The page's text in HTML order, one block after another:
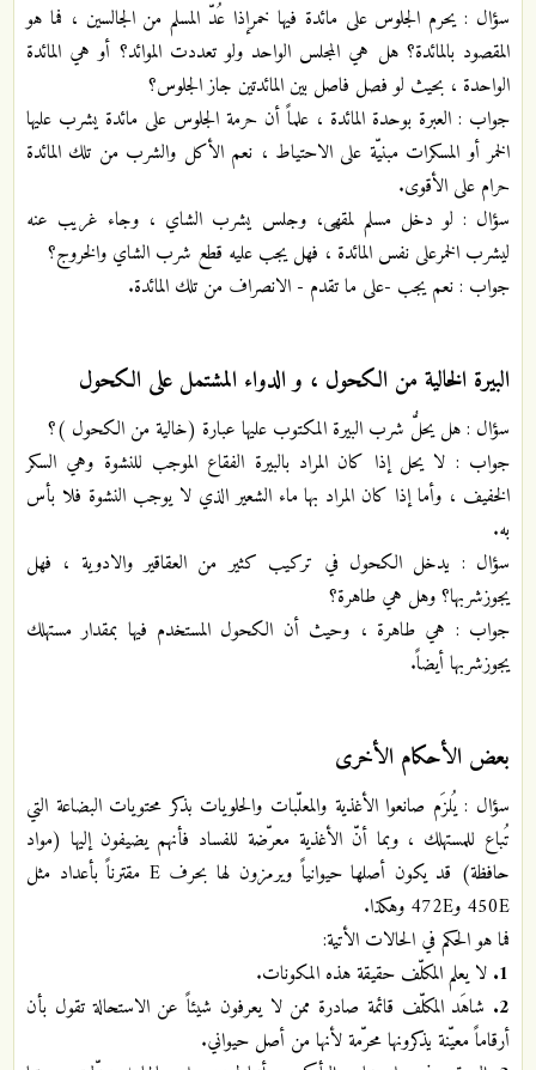
سؤال : يحرم الجلوس على مائدة فيها خمرإذا عُدّ المسلم من الجالسين ، فما هو
المقصود بالمائدة؟ هل هي المجلس الواحد ولو تعددت الموائد؟ أو هي المائدة
الواحدة ، بحيث لو فصل فاصل بين المائدتين جاز الجلوس؟
جواب : العبرة بوحدة المائدة ، علماً أن حرمة الجلوس على مائدة يشرب عليها
الخمر أو المسكرات مبنيّة على الاحتياط ، نعم الأكل والشرب من تلك المائدة
حرام على الأقوى.
سؤال : لو دخل مسلم لمقهى، وجلس يشرب الشاي ، وجاء غريب عنه
ليشرب الخمرعلى نفس المائدة ، فهل يجب عليه قطع شرب الشاي والخروج؟
جواب : نعم يجب -على ما تقدم - الانصراف من تلك المائدة.
البيرة الخالية من الكحول ، و الدواء المشتمل على الكحول
سؤال : هل يحلُّ شرب البيرة المكتوب عليها عبارة (خالية من الكحول )؟
جواب : لا يحل إذا كان المراد بالبيرة الفقاع الموجب للنشوة وهي السكر
الخفيف ، وأما إذا كان المراد بها ماء الشعير الذي لا يوجب النشوة فلا بأس
به.
سؤال : يدخل الكحول في تركيب كثير من العقاقير والادوية ، فهل
يجوزشربها؟ وهل هي طاهرة؟
جواب : هي طاهرة ، وحيث أن الكحول المستخدم فيها بمقدار مستهلك
يجوزشربها أيضاً.
بعض الأحكام الأخرى
سؤال : يُلزَم صانعوا الأغذية والمعلّبات والحلويات بذكر محتويات البضاعة التي
تُباع للمستهلك ، وبما أنّ الأغذية معرّضة للفساد فأنهم يضيفون إليها (مواد
حافظة) قد يكون أصلها حيوانياً ويرمزون لها بحرف E مقترناً بأعداد مثل
450E و472E وهكذا.
فما هو الحكم في الحالات الأتية:
1. لا يعلم المكلّف حقيقة هذه المكونات.
2. شاهَد المكلّف قائمة صادرة ممن لا يعرفون شيئاً عن الاستحالة تقول بأن
أرقاماً معيّنة يذكرونها محرّمة لأنها من أصل حيواني.